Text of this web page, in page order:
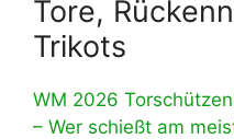
Tore,
Trikots
WM 2026
– Wer schießt am